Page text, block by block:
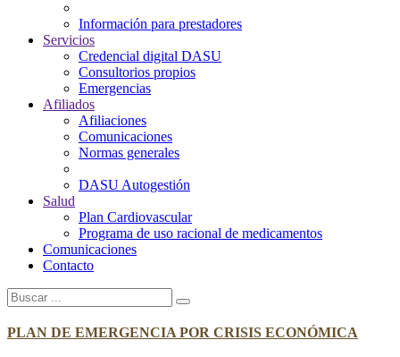
Información para prestadores
Servicios
Credencial digital DASU
Consultorios propios
Emergencias
Afiliados
Afiliaciones
Comunicaciones
Normas generales
DASU Autogestión
Salud
Plan Cardiovascular
Programa de uso racional de medicamentos
Comunicaciones
Contacto
PLAN DE EMERGENCIA POR CRISIS ECONÓMICA